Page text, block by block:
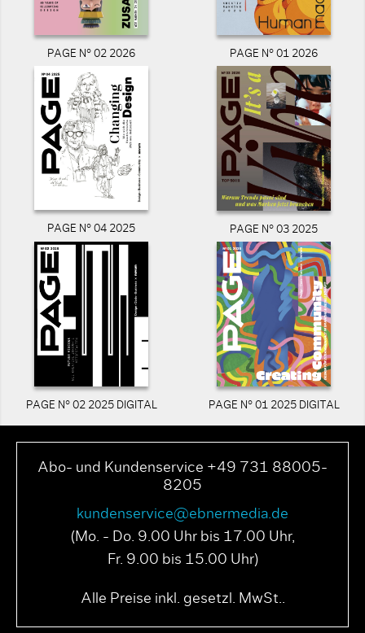
PAGE N° 02 2026 PAGE N° 01 2026
PAGE N° 04 2025 PAGE N° 03 2025
PAGE N° 02 2025 DIGITAL PAGE N° 01 2025 DIGITAL
Abo- und Kundenservice +49 731 88005-
8205
kundenservice@ebnermedia.de
(Mo. - Do. 9.00 Uhr bis 17.00 Uhr,
Fr. 9.00 bis 15.00 Uhr)
Alle Preise inkl. gesetzl. MwSt..